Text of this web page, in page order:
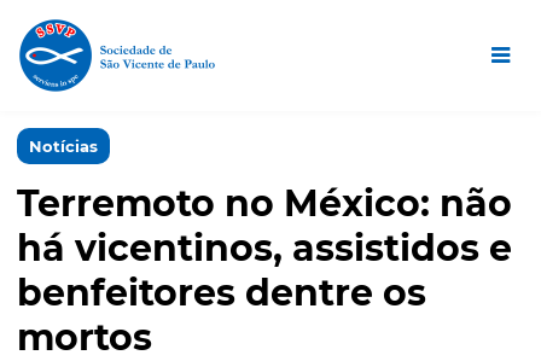
Notícias
Terremoto no México: não
há vicentinos, assistidos e
benfeitores dentre os
mortos